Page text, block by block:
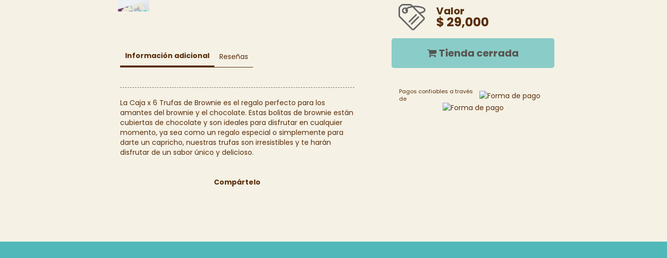
Información adicional Reseñas
La Caja x 6 Trufas de Brownie es el regalo perfecto para los
amantes del brownie y el chocolate. Estas bolitas de brownie están
cubiertas de chocolate y son ideales para disfrutar en cualquier
momento, ya sea como un regalo especial o simplemente para
darte un capricho, nuestras trufas son irresistibles y te harán
disfrutar de un sabor único y delicioso.
Compártelo
Valor
$ 29,000
Tienda cerrada
Pagos confiables a través
de